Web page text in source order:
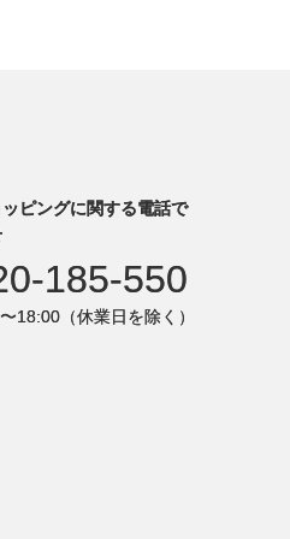
ピングに関する電話で
185-550
18:00（休業日を除く）